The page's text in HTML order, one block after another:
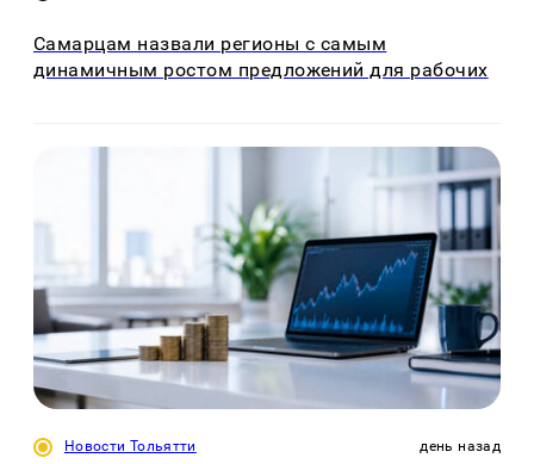
Самарцам назвали регионы с самым
динамичным ростом предложений для рабочих
Новости Тольятти день назад